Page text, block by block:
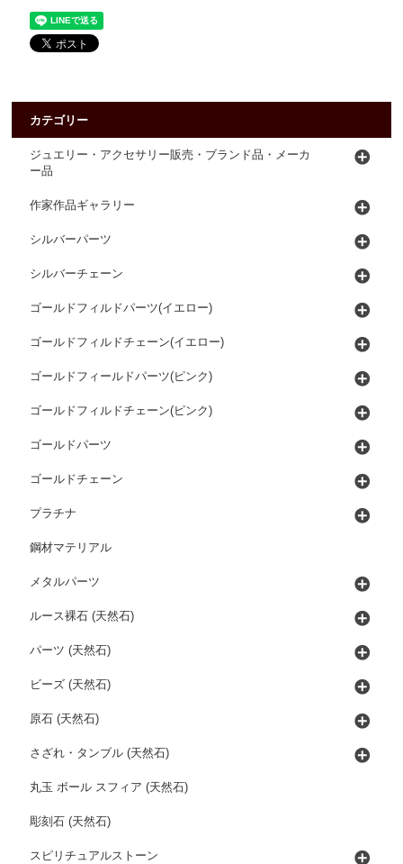
カテゴリー
ジュエリー・アクセサリー販売・ブランド品・メーカ
ー品
作家作品ギャラリー
シルバーパーツ
シルバーチェーン
ゴールドフィルドパーツ(イエロー)
ゴールドフィルドチェーン(イエロー)
ゴールドフィールドパーツ(ピンク)
ゴールドフィルドチェーン(ピンク)
ゴールドパーツ
ゴールドチェーン
プラチナ
鋼材マテリアル
メタルパーツ
ルース裸石 (天然石)
パーツ (天然石)
ビーズ (天然石)
原石 (天然石)
さざれ・タンブル (天然石)
丸玉 ボール スフィア (天然石)
彫刻石 (天然石)
スピリチュアルストーン